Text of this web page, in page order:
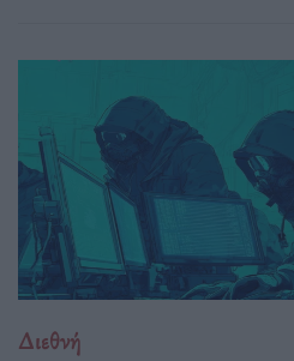
Διεθνή